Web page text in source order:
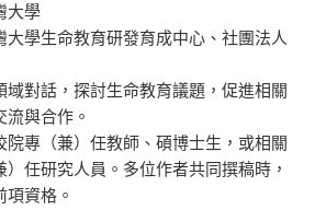
大學
大學生命教育研發育成中心、社團法人
域對話，探討生命教育議題，促進相關
與合作。
院專（兼）任教師、碩博士生，或相關
任研究人員。多位作者共同撰稿時，
資格。